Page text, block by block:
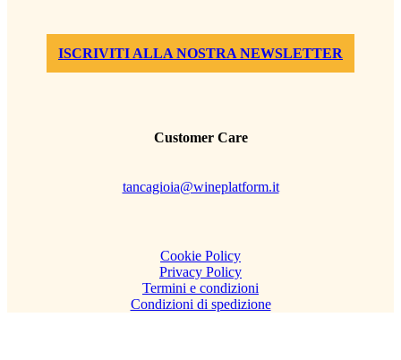
ISCRIVITI ALLA NOSTRA NEWSLETTER
Customer Care
tancagioia@wineplatform.it
Cookie Policy
Privacy Policy
Termini e condizioni
Condizioni di spedizione